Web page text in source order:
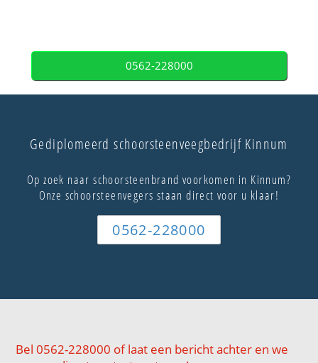
0562-228000
Gediplomeerd schoorsteenveegbedrijf Kinnum
Op zoek naar schoorsteenbrand voorkomen in Kinnum?
Onze schoorsteenvegers staan direct voor u klaar!
0562-228000
Bel 0562-228000 of laat een bericht achter en we